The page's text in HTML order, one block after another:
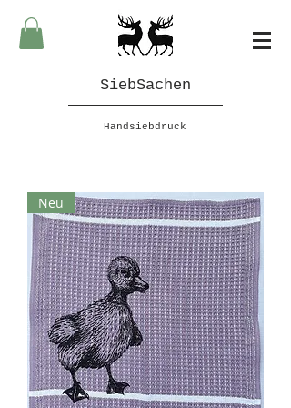
SiebSachen
Handsiebdruck
Neu